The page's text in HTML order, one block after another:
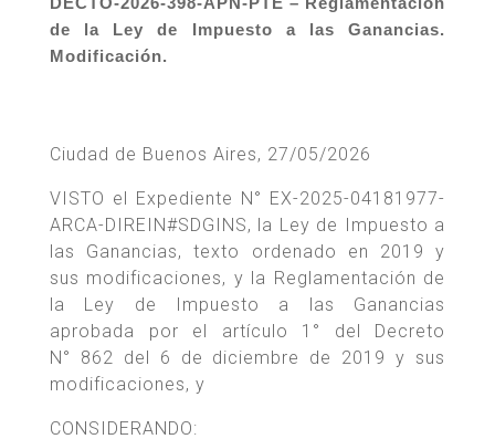
de la Ley de Impuesto a las Ganancias.
Modificación.
Ciudad de Buenos Aires, 27/05/2026
VISTO el Expediente N° EX-2025-04181977-
ARCA-DIREIN#SDGINS, la Ley de Impuesto a
las Ganancias, texto ordenado en 2019 y
sus modificaciones, y la Reglamentación de
la Ley de Impuesto a las Ganancias
aprobada por el artículo 1° del Decreto
N° 862 del 6 de diciembre de 2019 y sus
modificaciones, y
CONSIDERANDO: